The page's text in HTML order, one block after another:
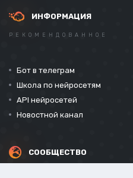
ИНФОРМАЦИЯ
РЕКОМЕНДОВАННОЕ
Бот в телеграм
Школа по нейросетям
API нейросетей
Новостной канал
СООБЩЕСТВО